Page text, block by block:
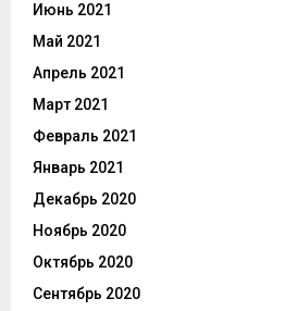
Июнь 2021
Май 2021
Апрель 2021
Март 2021
Февраль 2021
Январь 2021
Декабрь 2020
Ноябрь 2020
Октябрь 2020
Сентябрь 2020